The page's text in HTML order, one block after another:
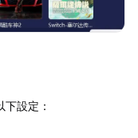
設定：